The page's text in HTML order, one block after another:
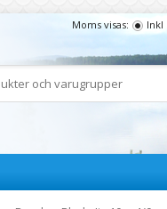
Moms visas: Inkl